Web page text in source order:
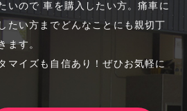
いので 車を購入したい方。痛車に
たい方までどんなことにも親切丁
す。
マイズも自信あり！ぜひお気軽に